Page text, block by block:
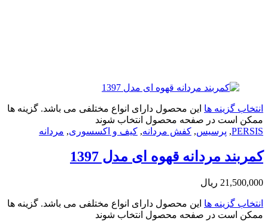
ها این محصول دارای انواع مختلفی می باشد. گزینه ها
در صفحه محصول انتخاب شوند
پرسیس, کفش مردانه, کیف و اکسسوری,مردانه
مردانه قهوه ای مدل 1397
ریال
ها این محصول دارای انواع مختلفی می باشد. گزینه ها
در صفحه محصول انتخاب شوند